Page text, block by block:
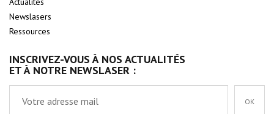
Newslasers
Ressources
INSCRIVEZ-VOUS À NOS ACTUALITÉS
ET À NOTRE NEWSLASER :
OK